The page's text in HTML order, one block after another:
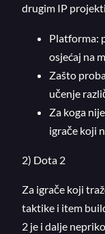
drugim IP
Platforma:
osjećaj na
Zašto
učenje
Za koga
igrače koji
2) Dota 2
Za igrače koji
taktike i item
2 je i dalje